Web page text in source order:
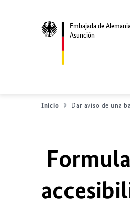
Embajada de
Asunción
Inicio Dar aviso de una